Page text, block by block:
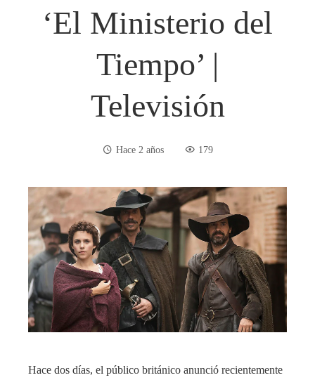
‘El Ministerio del
Tiempo’ |
Televisión
Hace 2 años 179
Hace dos días, el público británico anunció recientemente